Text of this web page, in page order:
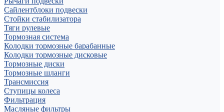
Сайлентблоки подвески
Стойки стабилизатора
Тяги рулевые
Тормозная система
Колодки тормозные барабанные
Колодки тормозные дисковые
Тормозные диски
Тормозные шланги
Трансмиссия
Ступицы колеса
Фильтрация
Масляные фильтры